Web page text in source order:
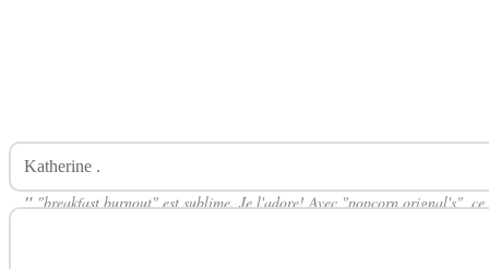
Katherine .
""breakfast burnout" est sublime. Je l'adore! Avec "popcorn orignal's", ce